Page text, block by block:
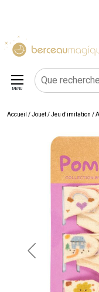
MENU
Accueil /Jouet/Jeu d'imitation /